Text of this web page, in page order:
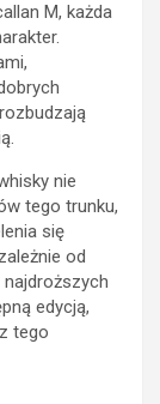
M, każda
nie
tego trunku,
się
od
edycją,
tego